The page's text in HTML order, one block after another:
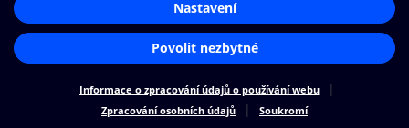
Čti a poslouchej své e-knihy a
audioknihy rychleji a pohodlněji.